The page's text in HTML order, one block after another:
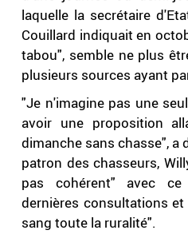
laquelle la secrétaire
Couillard indiquait en
tabou", semble ne plus
plusieurs sources ayant
"Je n'imagine pas une
avoir une proposition
dimanche sans chasse", a
patron des chasseurs,
pas cohérent" avec
dernières consultations
sang toute la ruralité".